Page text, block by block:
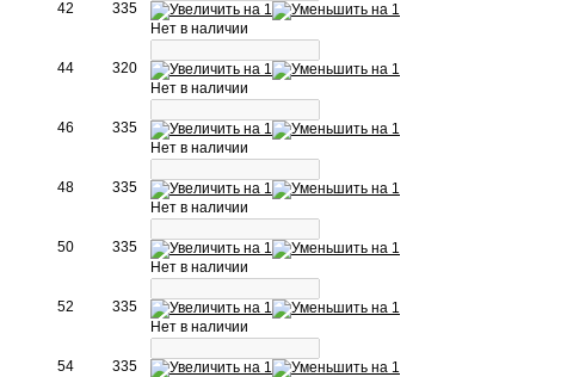
42
335
Нет в наличии
44
320
Нет в наличии
46
335
Нет в наличии
48
335
Нет в наличии
50
335
Нет в наличии
52
335
Нет в наличии
54
335